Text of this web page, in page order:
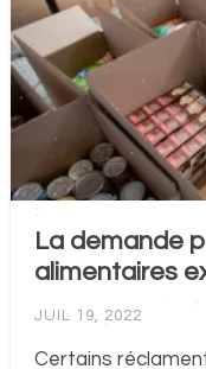
La demande
alimentaires
JUIL 19, 2022
Certains